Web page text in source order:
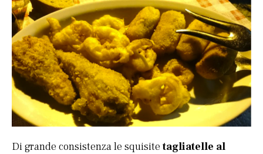
Di grande consistenza le squisite tagliatelle al